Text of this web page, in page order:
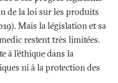
de la loi sur les produits
Mais la législation et sa
restent très limitées.
à l’éthique dans la
ni à la protection des